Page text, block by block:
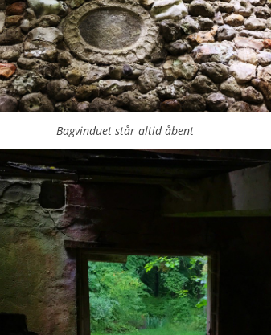
Bagvinduet står altid åbent